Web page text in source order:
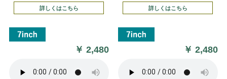
詳しくはこちら
￥2,480
詳しくはこちら
￥2,480